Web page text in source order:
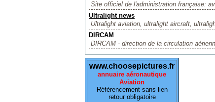
Site officiel de l'administration française:
Ultralight news
Ultralight aviation, ultralight aircraft,
DIRCAM
DIRCAM - direction de la circulation
www.choosepictures.fr
annuaire aéronautique
Aviation
Référencement sans lien
retour obligatoire